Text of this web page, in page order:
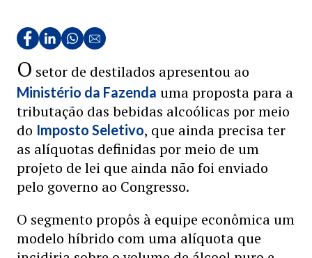
O setor de destilados apresentou ao
Ministério da Fazenda uma proposta para a
tributação das bebidas alcoólicas por meio
do Imposto Seletivo, que ainda precisa ter
as alíquotas definidas por meio de um
projeto de lei que ainda não foi enviado
pelo governo ao Congresso.
O segmento propôs à equipe econômica um
modelo híbrido com uma alíquota que